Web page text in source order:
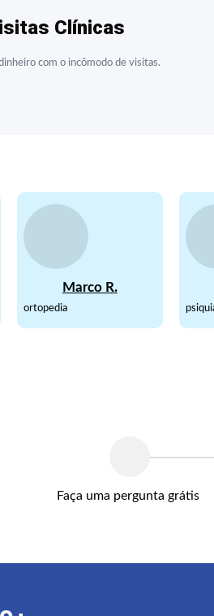
Clínicas
com o incômodo de visitas.
Marco R.
ortopedia
Faça uma pergunta grátis